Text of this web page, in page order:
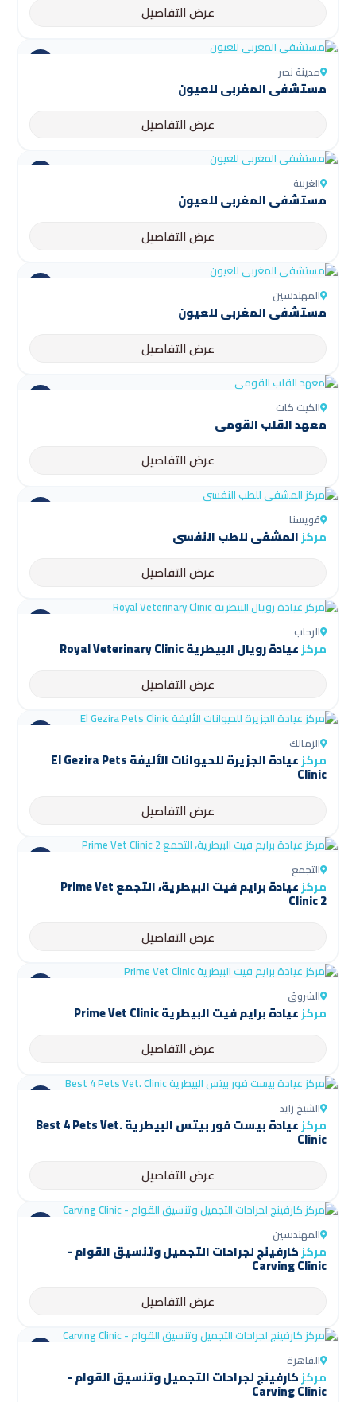
عرض التفاصيل
مدينة نصر
مستشفى المغربي للعيون
عرض التفاصيل
الغربية
مستشفى المغربي للعيون
عرض التفاصيل
المهندسين
مستشفى المغربي للعيون
عرض التفاصيل
الكيت كات
معهد القلب القومي
عرض التفاصيل
قويسنا
مركزالمشفى للطب النفسي
عرض التفاصيل
الرحاب
مركزعيادة رويال البيطرية Royal Veterinary Clinic
عرض التفاصيل
الزمالك
مركز عيادة الجزيرة للحيوانات الأليفة El Gezira Pets
Clinic
عرض التفاصيل
التجمع
مركز عيادة برايم فيت البيطرية، التجمع Prime Vet
Clinic 2
عرض التفاصيل
الشروق
مركزعيادة برايم فيت البيطرية Prime Vet Clinic
عرض التفاصيل
الشيخ زايد
مركز عيادة بيست فور بيتس البيطرية Best 4 Pets Vet.
Clinic
عرض التفاصيل
المهندسين
مركزكارفينج لجراحات التجميل وتنسيق القوام -
Carving Clinic
عرض التفاصيل
القاهرة
مركزكارفينج لجراحات التجميل وتنسيق القوام -
Carving Clinic